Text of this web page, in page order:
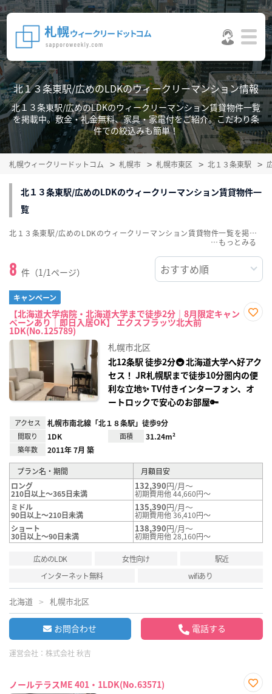
北１３条東駅/広めのLDKのウィークリーマンション情報
北１３条東駅/広めのLDKのウィークリーマンション賃貸物件一覧
を掲載中。敷金・礼金無料、家具・家電付をご紹介。こだわり条
件での絞込みも簡単！
札幌ウィークリードットコム 札幌市 札幌市東区 北１３条東駅
北１３条東駅/広めのLDKのウィークリーマンション賃貸物件一
覧
8 件（1/1ページ）
キャンペーン
【北海道大学病院・北海道大学まで徒歩2分｜8月限定キャン
ペーンあり｜即日入居OK】 エクスフラッツ北大前
1DK(No.125789)
札幌市北区
北12条駅 徒歩2分🚇 北海道大学へ好アク
セス！ JR札幌駅まで徒歩10分圏内の便
利な立地✨ TV付きインターフォン、オ
ートロックで安心のお部屋🔑
アクセス 札幌市南北線「北１８条駅」徒歩9分
間取り 1DK 面積 31.24m²
築年数 2011年 7月 築
プラン名・期間
月額目安
ロング
210日以上～365日未満
132,390円/月～
初期費用他 44,660円～
ミドル
90日以上～210日未満
135,390円/月～
初期費用他 36,410円～
ショート
30日以上～90日未満
138,390円/月～
初期費用他 28,160円～
広めのLDK 女性向け
駅近
インターネット無料
wifiあり
北海道 札幌市北区
お問合わせ 電話する
運営会社： 株式会社 秋吉
ノールテラスME 401・1LDK(No.63571)
北１３条東駅/広めのLDKのウィークリーマンション賃貸物件一覧を掲載中。敷金・礼金無料、家具・家電付をご紹介。こだわり条件での絞込みも簡単！
…